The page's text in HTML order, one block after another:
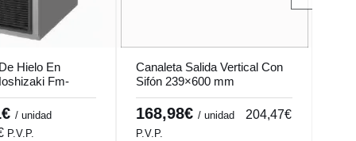
Hielo En
Fm-
/ unidad
P.V.P.
Canaleta Salida Vertical Con
Sifón 239×600 mm
168,98€/ unidad 204,47€
P.V.P.